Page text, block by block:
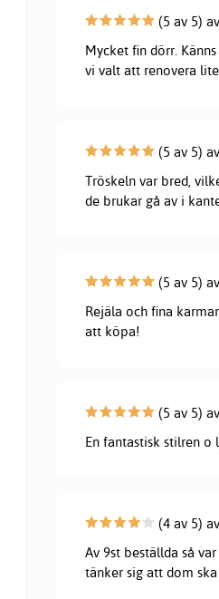
(5 av 5)
Mycket fin dörr.
vi valt att renovera
(5 av 5)
Tröskeln var bred,
de brukar gå av i
(5 av 5)
Rejäla och fina
att köpa!
(5 av 5)
En fantastisk stilren
(4 av 5)
Av 9st beställda så
tänker sig att dom ska